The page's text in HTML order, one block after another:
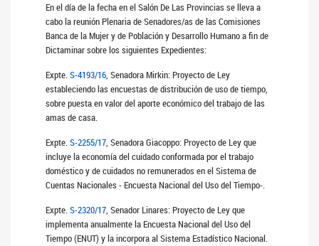
En el día de la fecha en el Salón De Las Provincias se lleva a
cabo la reunión Plenaria de Senadores/as de las Comisiones
Banca de la Mujer y de Población y Desarrollo Humano a fin de
Dictaminar sobre los siguientes Expedientes:
Expte.S-4193/16, Senadora Mirkin: Proyecto de Ley
estableciendo las encuestas de distribución de uso de tiempo,
sobre puesta en valor del aporte económico del trabajo de las
amas de casa.
Expte.S-2255/17, Senadora Giacoppo: Proyecto de Ley que
incluye la economía del cuidado conformada por el trabajo
doméstico y de cuidados no remunerados en el Sistema de
Cuentas Nacionales - Encuesta Nacional del Uso del Tiempo-.
Expte.S-2320/17, Senador Linares: Proyecto de Ley que
implementa anualmente la Encuesta Nacional del Uso del
Tiempo (ENUT) y la incorpora al Sistema Estadístico Nacional.